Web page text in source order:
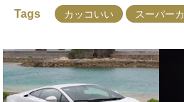
Tags カッコいい スーパー